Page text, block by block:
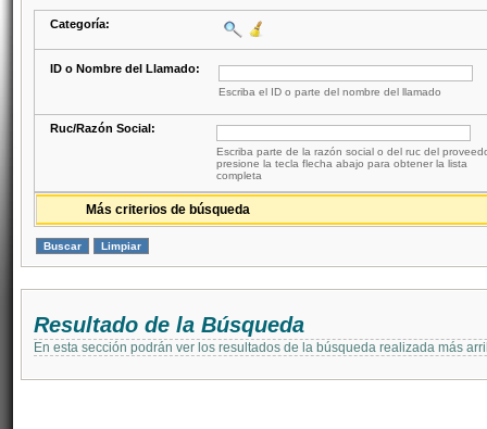
Categoría:
ID o Nombre del Llamado:
Escriba el ID o parte del nombre del llamado
Ruc/Razón Social:
Escriba parte de la razón social o del ruc del
presione la tecla flecha abajo para obtener la lista
completa
Más criterios de búsqueda
Resultado de la Búsqueda
En esta sección podrán ver los resultados de la búsqueda realizada más